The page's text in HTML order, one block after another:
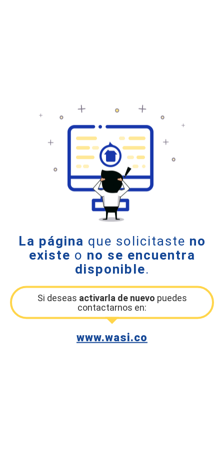
La página que solicitaste no
existe o no se encuentra
disponible.
Si deseas activarla de nuevo puedes
contactarnos en:
www.wasi.co